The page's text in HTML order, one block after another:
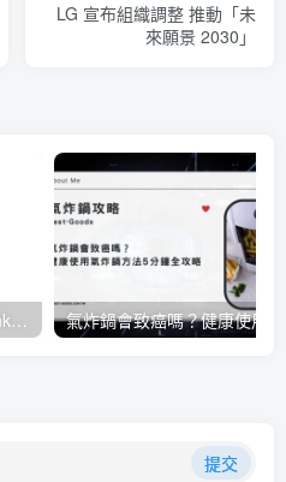
LG 宣布組織調整 推動「未
來願景 2030」
E Ink 新一代彩色電子紙 E Ink Gallery 3 量產，多家閱讀器品牌採用並將自 2023 年起推出
提交